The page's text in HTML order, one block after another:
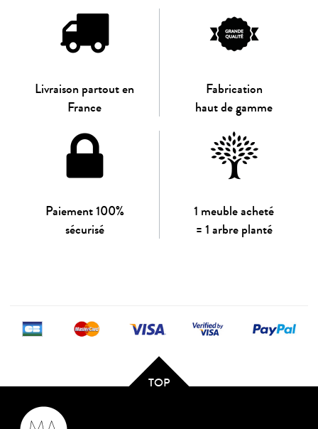
Livraison partout en
France
Fabrication
haut de gamme
Paiement 100%
sécurisé
1 meuble acheté
= 1 arbre planté
TOP